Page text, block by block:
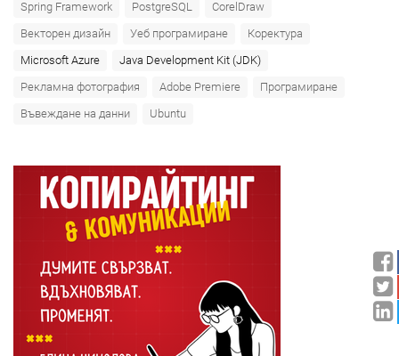
Spring Framework
PostgreSQL
CorelDraw
Векторен дизайн
Уеб програмиране
Коректура
Microsoft Azure‎
Java Development Kit (JDK)
Рекламна фотография
Adobe Premiere
Програмиране
Въвеждане на данни
Ubuntu